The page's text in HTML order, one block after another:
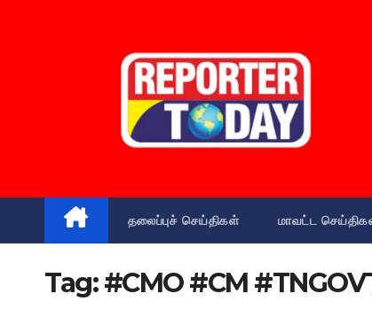
தலைப்புச் செய்திகள் மாவட்ட
Tag:#CMO #CM